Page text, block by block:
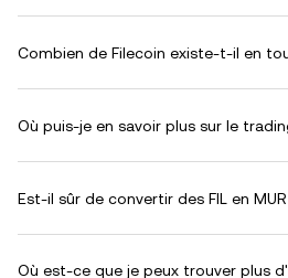
Combien de Filecoin existe-t-il en
Où puis-je en savoir plus sur le
Est-il sûr de convertir des FIL en
Où est-ce que je peux trouver plus